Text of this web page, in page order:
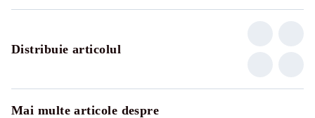
Distribuie articolul
Mai multe articole despre